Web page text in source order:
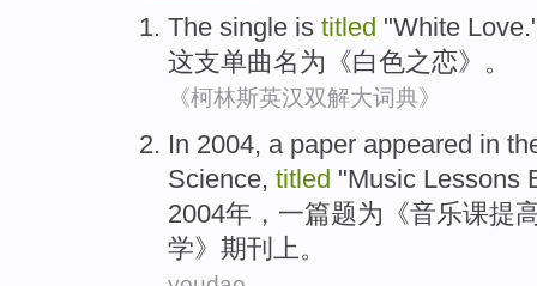
The single is titled "White Love
这支单曲名为 《白色之恋》。
《柯林斯英汉双解大词典》
In 2004, a paper appeared in
Science, titled "Music Lessons
2004年， 一篇题为 《音乐课提
学》 期刊 上。